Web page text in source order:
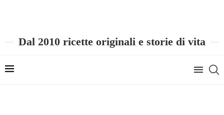
Dal 2010 ricette originali e storie di vita